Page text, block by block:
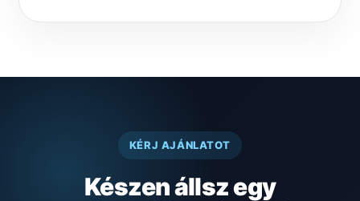
KÉRJ AJÁNLATOT
Készen állsz egy